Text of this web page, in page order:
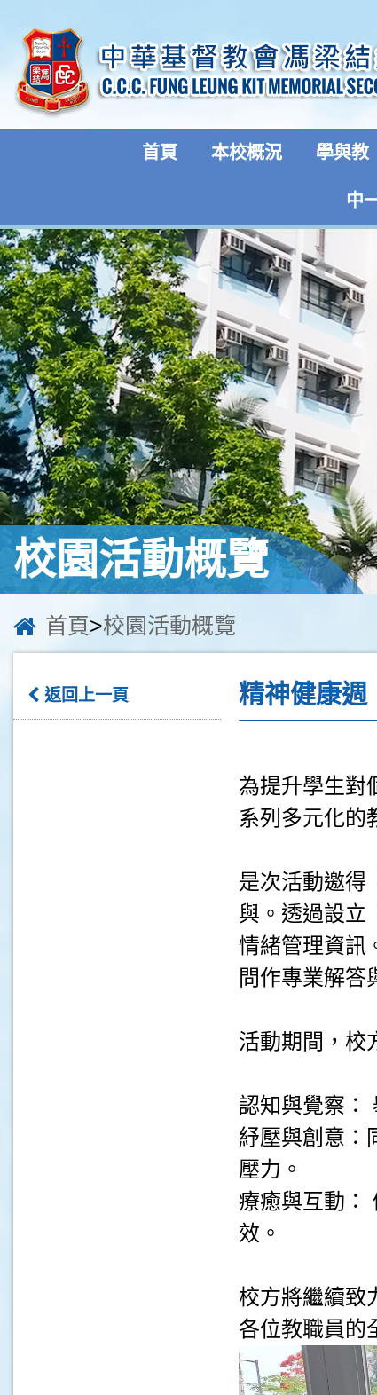
首頁 本校概況 學與教
中
校園活動概覽
首頁>校園活動概覽
返回上一頁 精神健康週
為提升學生對
系列多元化的
是次活動邀得
與。透過設立
情緒管理資訊
問作專業解答
活動期間，校
認知與覺察：
紓壓與創意：
壓力。
療癒與互動：
效。
校方將繼續致
各位教職員的